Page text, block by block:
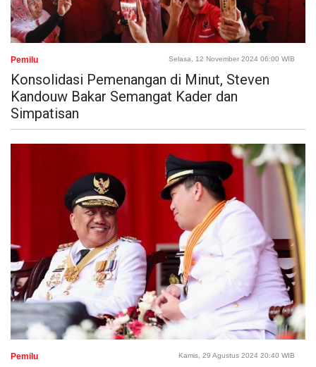
Pemilu Selasa, 12 November 2024 06:00 WIB
Konsolidasi Pemenangan di Minut, Steven
Kandouw Bakar Semangat Kader dan
Simpatisan
Pemilu Kamis, 29 Agustus 2024 20:40 WIB